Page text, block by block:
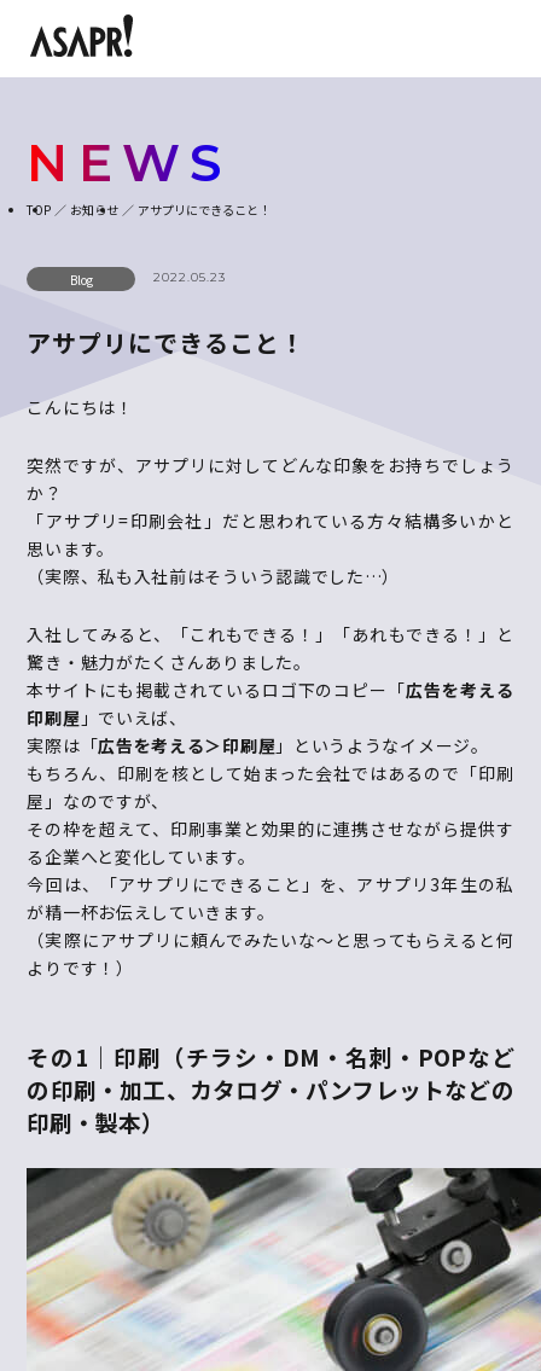
NEWS
TOP お知らせ アサプリにできること！
Blog 2022.05.23
アサプリにできること！
こんにちは！
突然ですが、アサプリに対してどんな印象をお持ちでしょう
か？
「アサプリ=印刷会社」だと思われている方々結構多いかと
思います。
（実際、私も入社前はそういう認識でした …）
入社してみると、「これもできる！」「あれもできる！」と
驚き・魅力がたくさんありました。
本サイトにも掲載されているロゴ下のコピー「広告を考える
印刷屋 」でいえば、
実際は「広告を考える＞印刷屋 」というようなイメージ。
もちろん、印刷を核として始まった会社ではあるので「印刷
屋」なのですが、
その枠を超えて、印刷事業と効果的に連携させながら提供す
る企業へと変化しています。
今回は、「アサプリにできること」を、アサプリ 3年生の私
が精一杯お伝えしていきます。
（実際にアサプリに頼んでみたいな～と思ってもらえると何
よりです！）
その1｜ 印刷（チラシ・ DM ・名刺・ POPなど
の印刷・加工、カタログ・パンフレットなどの
印刷・製本）